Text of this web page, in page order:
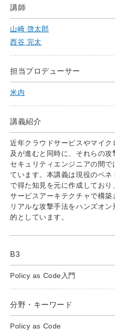
講師
山崎 啓太郎
西谷 完太
担当プロデューサー
米内
講義紹介
近年クラウドサービスやマイ
及が進むと同時に、それらの攻
セキュリティエンジニアの間
ています。本講義は現役のペ
で得た知見を元に作成してお
サービスアーキテクチャで構
リアルな攻撃手法をハンズオ
的としています。
B3
Policy as Code入門
分野・キーワード
Policy as Code